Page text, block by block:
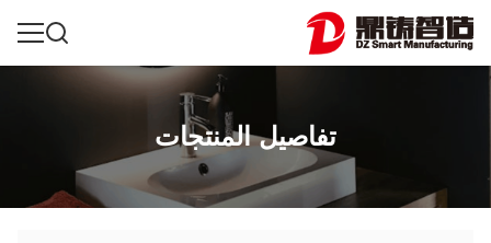
تفاصيل المنتجات